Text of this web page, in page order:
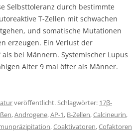
Selbsttoleranz durch bestimmte
T-Zellen mit schwachen
und somatische Mutationen
erzeugen. Ein Verlust der
bei Männern. Systemischer Lupus
Alter 9 mal öfter als Männer.
veröffentlicht. Schlagwörter: 17β-
,Androgene,AP-1, B-Zellen,Calcineurin,
,Coaktivatoren,Cofaktoren